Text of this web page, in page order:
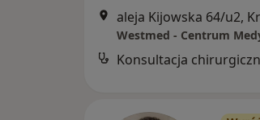
aleja Kijowska 64/u2,
Westmed - Centrum
Konsultacja